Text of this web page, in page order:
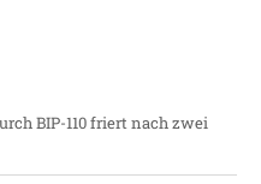
BIP-110 friert nach zwei